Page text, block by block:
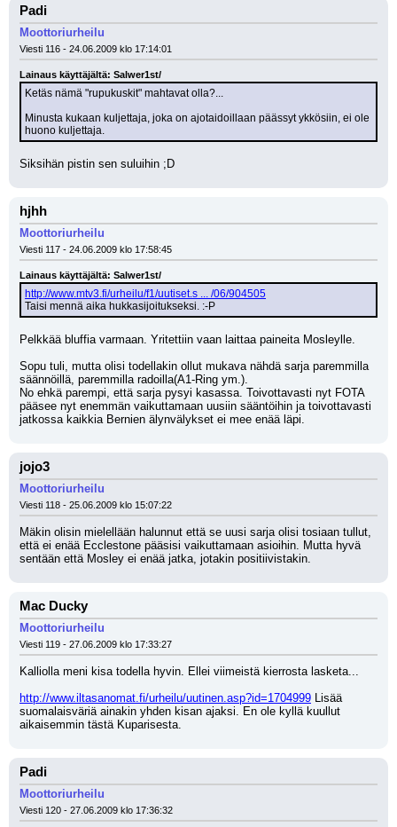
Padi
Moottoriurheilu
Viesti 116 - 24.06.2009 klo 17:14:01
Lainaus käyttäjältä: Salwer1st/
Ketäs nämä "rupukuskit" mahtavat olla?...
Minusta kukaan kuljettaja, joka on ajotaidoillaan päässyt ykkösiin, ei ole
huono kuljettaja.
Siksihän pistin sen suluihin ;D
hjhh
Moottoriurheilu
Viesti 117 - 24.06.2009 klo 17:58:45
Lainaus käyttäjältä: Salwer1st/
http://www.mtv3.fi/urheilu/f1/uutiset.s ... /06/904505
Taisi mennä aika hukkasijoitukseksi. :-P
Pelkkää bluffia varmaan. Yritettiin vaan laittaa paineita Mosleylle.
Sopu tuli, mutta olisi todellakin ollut mukava nähdä sarja paremmilla
säännöillä, paremmilla radoilla(A1-Ring ym.).
No ehkä parempi, että sarja pysyi kasassa. Toivottavasti nyt FOTA
pääsee nyt enemmän vaikuttamaan uusiin sääntöihin ja toivottavasti
jatkossa kaikkia Bernien älynvälykset ei mee enää läpi.
jojo3
Moottoriurheilu
Viesti 118 - 25.06.2009 klo 15:07:22
Mäkin olisin mielellään halunnut että se uusi sarja olisi tosiaan tullut,
että ei enää Ecclestone pääsisi vaikuttamaan asioihin. Mutta hyvä
sentään että Mosley ei enää jatka, jotakin positiivistakin.
Mac Ducky
Moottoriurheilu
Viesti 119 - 27.06.2009 klo 17:33:27
Kalliolla meni kisa todella hyvin. Ellei viimeistä kierrosta lasketa...
http://www.iltasanomat.fi/urheilu/uutinen.asp?id=1704999 Lisää
suomalaisväriä ainakin yhden kisan ajaksi. En ole kyllä kuullut
aikaisemmin tästä Kuparisesta.
Padi
Moottoriurheilu
Viesti 120 - 27.06.2009 klo 17:36:32